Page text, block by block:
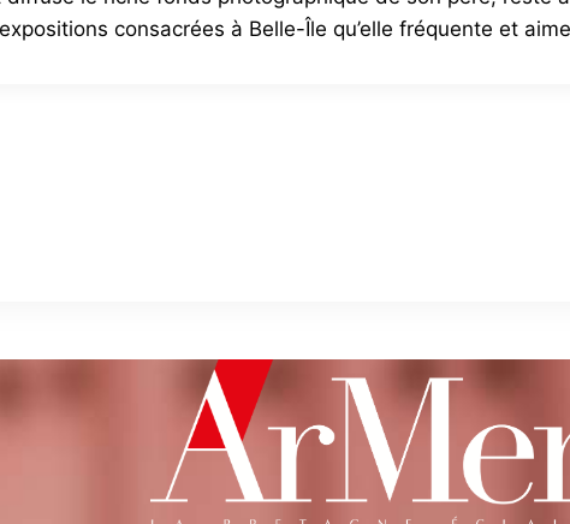
consacrées à Belle-Île qu’elle fréquente et